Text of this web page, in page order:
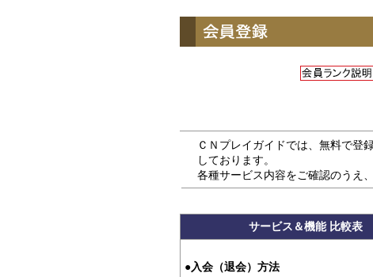
ＣＮプレイガイドでは、無料で登
しております。
各種サービス内容をご確認のうえ
サービス＆機能 比較表
●入会（退会）方法